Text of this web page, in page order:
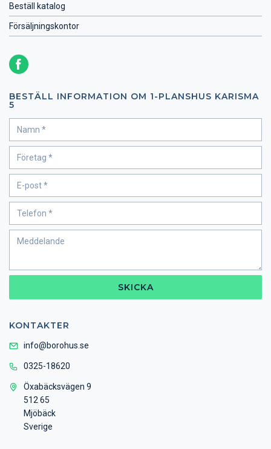
Beställ katalog
Försäljningskontor
BESTÄLL INFORMATION OM 1-PLANSHUS KARISMA
5
SKICKA
KONTAKTER
info@borohus.se
0325-18620
Öxabäcksvägen 9
512 65
Mjöbäck
Sverige